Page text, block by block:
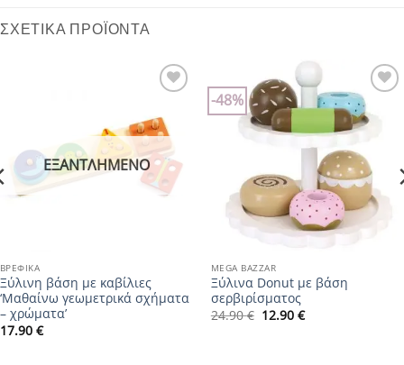
ΣΧΕΤΙΚΆ ΠΡΟΪΌΝΤΑ
wishlist
ΕΞΑΝΤΛΗΜΈΝΟ
ΒΡΕΦΙΚΆ
Ξύλινη βάση με καβίλιες
‘Μαθαίνω γεωμετρικά σχήματα
– χρώματα’
17.90 €
-48%
Add to
wishlist
MEGA BAZZAR
Ξύλινα Donut με βάση
σερβιρίσματος
24.90€ Original
price
12.90 €Η
τρέχουσα